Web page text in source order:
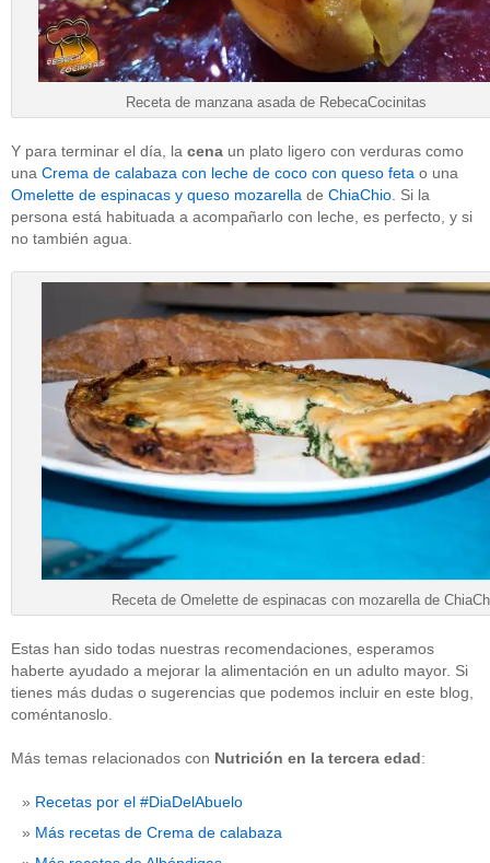
Receta de manzana asada de RebecaCocinitas
Y para terminar el día, la cena un plato ligero con verduras como
una Crema de calabaza con leche de coco con queso feta o una
Omelette de espinacas y queso mozarella de ChiaChio . Si la
persona está habituada a acompañarlo con leche, es perfecto, y si
no también agua.
Receta de Omelette de espinacas con mozarella de
Estas han sido todas nuestras recomendaciones, esperamos
haberte ayudado a mejorar la alimentación en un adulto mayor. Si
tienes más dudas o sugerencias que podemos incluir en este blog,
coméntanoslo.
Más temas relacionados con Nutrición en la tercera edad:
Recetas por el #DiaDelAbuelo
Más recetas de Crema de calabaza